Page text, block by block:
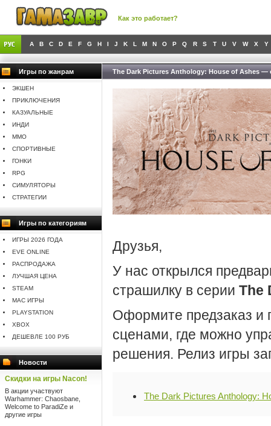
Как это работает?
A B C D E F G H I J K L M N O P Q R S T U V W X Y
Игры по жанрам
ЭКШЕН
ПРИКЛЮЧЕНИЯ
КАЗУАЛЬНЫЕ
ИНДИ
MMO
СПОРТИВНЫЕ
ГОНКИ
RPG
СИМУЛЯТОРЫ
СТРАТЕГИИ
Игры по категориям
ИГРЫ 2026 ГОДА
EVE ONLINE
РАСПРОДАЖА
ЛУЧШАЯ ЦЕНА
STEAM
MAC ИГРЫ
PLAYSTATION
XBOX
ДЕШЕВЛЕ 100 РУБ
Новости
Скидки на игры Nacon!
В акции участвуют
Warhammer: Chaosbane,
Welcome to ParadiZe и
другие игры
The Dark Pictures Anthology: House of Ashes —
Друзья,
У нас открылся
страшилку в серии The
Оформите предзаказ и
сценами, где можно
решения. Релиз игры
The Dark Pictures Anthology: